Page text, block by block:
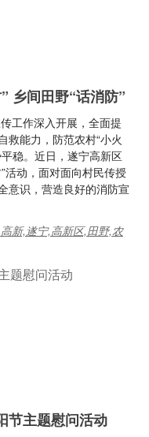
乡间田野“话消防”
工作深入开展，全面提
救能力，防范农村“小火
稳。近日，遂宁高新区
活动，面对面向村民传授
意识，营造良好的消防宣
新,遂宁,高新区,田野,农
节主题慰问活动